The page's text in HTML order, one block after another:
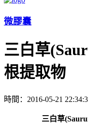
微膠囊
三白草
根提取物
時間：2016-05-21
三白草